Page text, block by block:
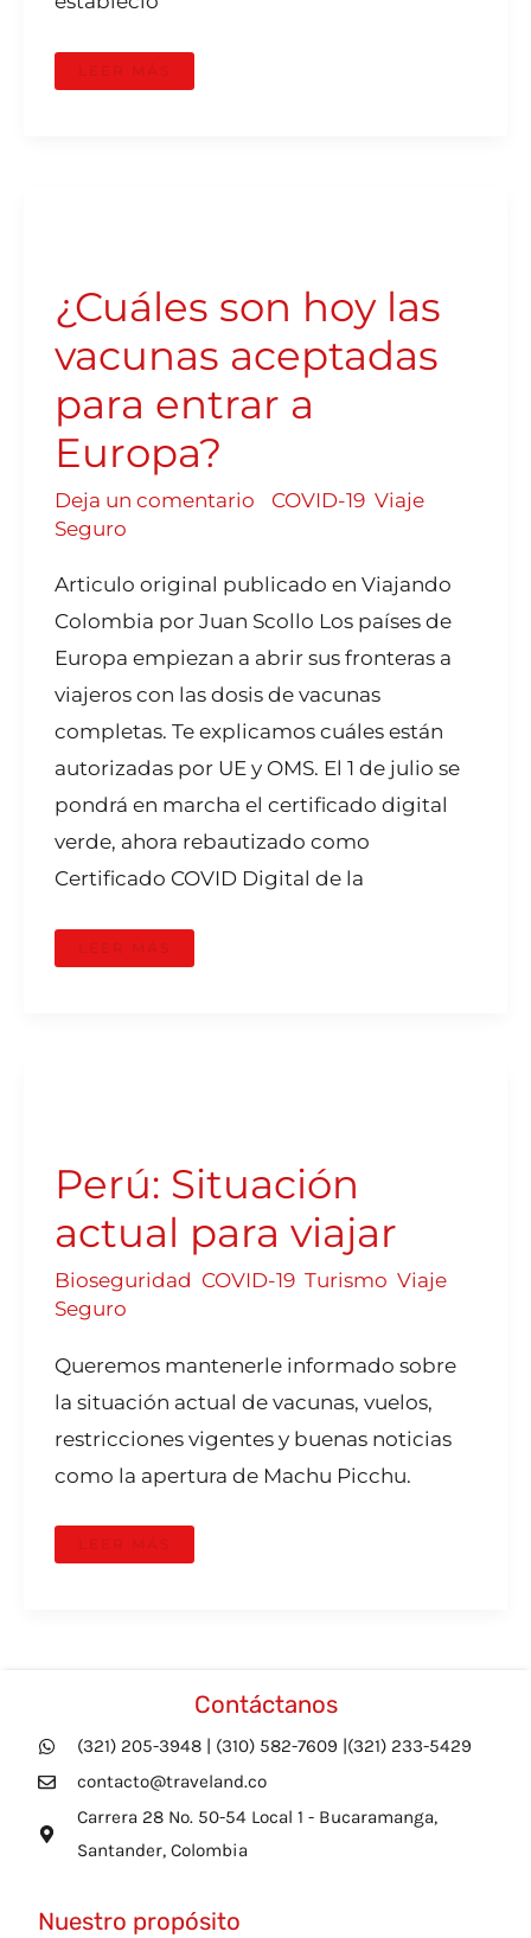
LEER MÁS
¿Cuáles son hoy las
vacunas aceptadas
para entrar a
Europa?
Deja un comentario COVID-19, Viaje
Seguro
Articulo original publicado en Viajando
Colombia por Juan Scollo Los países de
Europa empiezan a abrir sus fronteras a
viajeros con las dosis de vacunas
completas. Te explicamos cuáles están
autorizadas por UE y OMS. El 1 de julio se
pondrá en marcha el certificado digital
verde, ahora rebautizado como
Certificado COVID Digital de la
ACEPTADAS
PARA
ENTRAR
EUROPA?
LEER MÁS
Perú: Situación
actual para viajar
Bioseguridad COVID-19, Turismo Viaje
Seguro
Queremos mantenerle informado sobre
la situación actual de vacunas, vuelos,
restricciones vigentes y buenas noticias
como la apertura de Machu Picchu.
LEER MÁS
Contáctanos
(321) 205-3948 | (310) 582-7609 |(321) 233-5429
contacto@traveland.co
Carrera 28 No. 50-54 Local 1 - Bucaramanga,
Santander, Colombia
Nuestro propósito